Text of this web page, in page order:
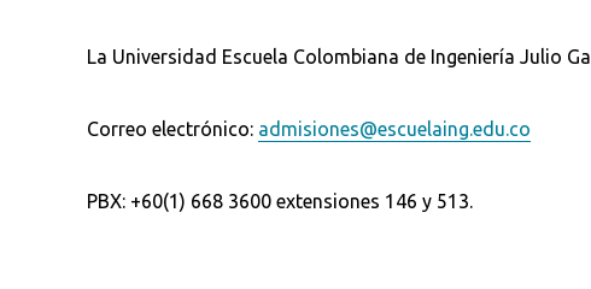
La Universidad Escuela Colombiana de Ingeniería Julio
Correo electrónico: admisiones@escuelaing.edu.co
PBX: +60(1) 668 3600 extensiones 146 y 513.